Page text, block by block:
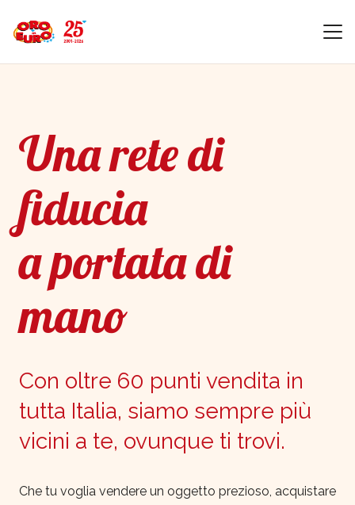
Una rete di
fiducia
a portata di
mano
Con oltre 60 punti vendita in
tutta Italia, siamo sempre più
vicini a te, ovunque ti trovi.
Che tu voglia vendere un oggetto prezioso, acquistare